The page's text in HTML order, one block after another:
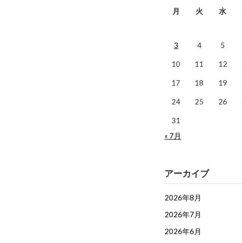
月 火 水
3 4 5
10 11 12
17 18 19
24 25 26
31
« 7月
アーカイブ
2026年8月
2026年7月
2026年6月